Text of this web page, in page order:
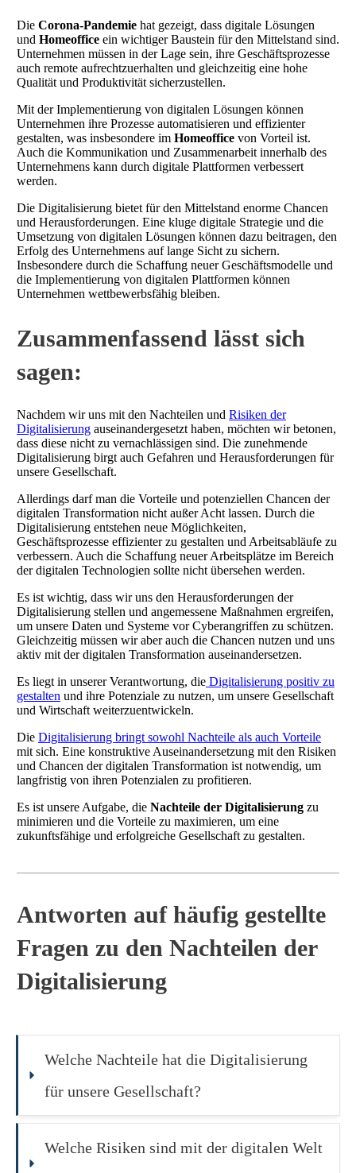
Die Corona-Pandemie hat gezeigt, dass digitale Lösungen
und Homeoffice ein wichtiger Baustein für den Mittelstand sind.
Unternehmen müssen in der Lage sein, ihre Geschäftsprozesse
auch remote aufrechtzuerhalten und gleichzeitig eine hohe
Qualität und Produktivität sicherzustellen.
Mit der Implementierung von digitalen Lösungen können
Unternehmen ihre Prozesse automatisieren und effizienter
gestalten, was insbesondere im Homeoffice von Vorteil ist.
Auch die Kommunikation und Zusammenarbeit innerhalb des
Unternehmens kann durch digitale Plattformen verbessert
werden.
Die Digitalisierung bietet für den Mittelstand enorme Chancen
und Herausforderungen. Eine kluge digitale Strategie und die
Umsetzung von digitalen Lösungen können dazu beitragen, den
Erfolg des Unternehmens auf lange Sicht zu sichern.
Insbesondere durch die Schaffung neuer Geschäftsmodelle und
die Implementierung von digitalen Plattformen können
Unternehmen wettbewerbsfähig bleiben.
Zusammenfassend lässt sich
sagen:
Nachdem wir uns mit den Nachteilen und Risiken der
Digitalisierung auseinandergesetzt haben, möchten wir betonen,
dass diese nicht zu vernachlässigen sind. Die zunehmende
Digitalisierung birgt auch Gefahren und Herausforderungen für
unsere Gesellschaft.
Allerdings darf man die Vorteile und potenziellen Chancen der
digitalen Transformation nicht außer Acht lassen. Durch die
Digitalisierung entstehen neue Möglichkeiten,
Geschäftsprozesse effizienter zu gestalten und Arbeitsabläufe zu
verbessern. Auch die Schaffung neuer Arbeitsplätze im Bereich
der digitalen Technologien sollte nicht übersehen werden.
Es ist wichtig, dass wir uns den Herausforderungen der
Digitalisierung stellen und angemessene Maßnahmen ergreifen,
um unsere Daten und Systeme vor Cyberangriffen zu schützen.
Gleichzeitig müssen wir aber auch die Chancen nutzen und uns
aktiv mit der digitalen Transformation auseinandersetzen.
Es liegt in unserer Verantwortung, die Digitalisierung positiv zu
gestalten und ihre Potenziale zu nutzen, um unsere Gesellschaft
und Wirtschaft weiterzuentwickeln.
Die Digitalisierung bringt sowohl Nachteile als auch Vorteile
mit sich. Eine konstruktive Auseinandersetzung mit den Risiken
und Chancen der digitalen Transformation ist notwendig, um
langfristig von ihren Potenzialen zu profitieren.
Es ist unsere Aufgabe, die Nachteile der Digitalisierung zu
minimieren und die Vorteile zu maximieren, um eine
zukunftsfähige und erfolgreiche Gesellschaft zu gestalten.
Antworten auf häufig gestellte
Fragen zu den Nachteilen der
Digitalisierung
Welche Nachteile hat die Digitalisierung
für unsere Gesellschaft?
Welche Risiken sind mit der digitalen Welt